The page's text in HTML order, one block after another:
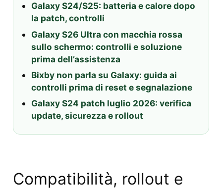
Galaxy S24/S25: batteria e calore dopo
la patch, controlli
Galaxy S26 Ultra con macchia rossa
sullo schermo: controlli e soluzione
prima dell’assistenza
Bixby non parla su Galaxy: guida ai
controlli prima di reset e segnalazione
Galaxy S24 patch luglio 2026: verifica
update, sicurezza e rollout
Compatibilità, rollout e